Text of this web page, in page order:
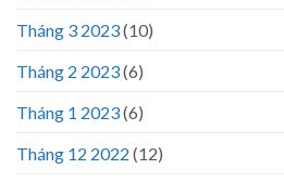
Tháng 3 2023(10)
Tháng 2 2023(6)
Tháng 1 2023(6)
Tháng 12 2022 (12)